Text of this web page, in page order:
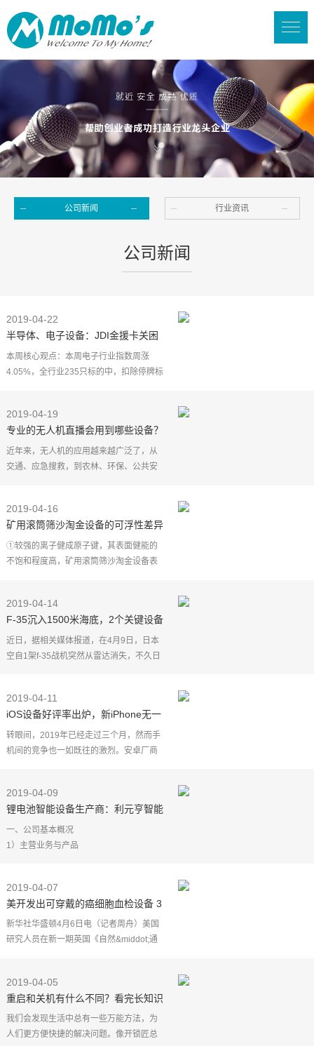
公司新闻 行业资讯
公司新闻
2019-04-22
半导体、电子设备：JDI金援卡关困
难重重 荐8股
本周核心观点：本周电子行业指数周涨
4.05%，全行业235只标的中，扣除停牌标
只，全周下跌的标的
2019-04-19
专业的无人机直播会用到哪些设备？
这一设备很关键
近年来，无人机的应用越来越广泛了，从
交通、应急搜救，到农林、环保、公共安
更加独特的视觉体
2019-04-16
矿用滚筒筛沙淘金设备的可浮性差异
大不大？
①较强的离子健成原子键，其表面健能的
不饱和程度高，矿用滚筒筛沙淘金设备表
②较弱的分子键
2019-04-14
F-35沉入1500米海底，2个关键设备
失踪，美媒：在两大国手中
近日，据相关媒体报道，在4月9日，日本
空自1架f-35战机突然从雷达消失，不久日
骸。因此，日方转而
2019-04-11
iOS设备好评率出炉，新iPhone无一
入榜，SE成为最受欢迎苹果手机
转眼间，2019年已经走过三个月，然而手
机间的竞争也一如既往的激烈。安卓厂商
等。反观苹果却很低调
2019-04-09
锂电池智能设备生产商：利元亨智能
一、公司基本概况
1）主营业务与产品
子、安防等行业提供高端装备和工厂自动
化解决方案。。公
2019-04-07
美开发出可穿戴的癌细胞血检设备 3
到5年临床试验
新华社华盛顿4月6日电（记者周舟）美国
研究人员在新一期英国《自然&middot;通
中活体癌细胞，提
2019-04-05
重启和关机有什么不同？看完长知识
我们会发现生活中总有一些万能方法，为
人们更方便快捷的解决问题。像开锁匠总